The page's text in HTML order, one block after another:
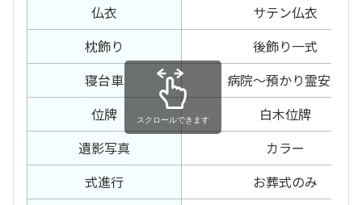
仏衣
サテン仏衣
枕飾り
後飾り一式
寝台車
病院～預かり霊安室
位牌
白木位牌
遺影写真
カラー
式進行
お葬式のみ
スクロールできます